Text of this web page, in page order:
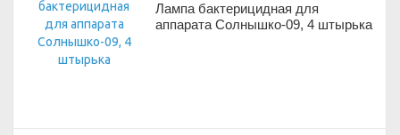
Лампа бактерицидная для
аппарата Солнышко-09, 4 штырька